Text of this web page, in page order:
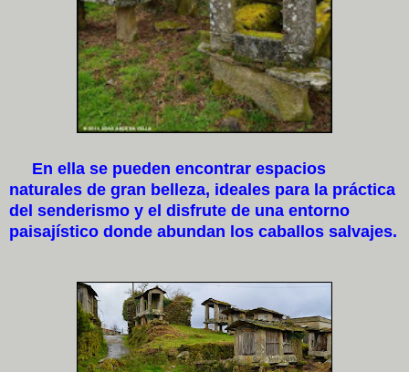
En ella se pueden encontrar espacios
naturales de gran belleza, ideales para la práctica
del senderismo y el disfrute de una entorno
paisajístico donde abundan los caballos salvajes.